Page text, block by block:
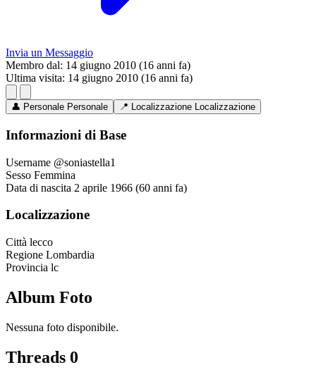
Invia un Messaggio
Membro dal: 14 giugno 2010 (16 anni fa)
Ultima visita: 14 giugno 2010 (16 anni fa)
👤 Personale Personale 📍 Localizzazione Localizzazione
Informazioni di Base
Username @soniastella1
Sesso Femmina
Data di nascita 2 aprile 1966 (60 anni fa)
Localizzazione
Città lecco
Regione Lombardia
Provincia lc
Album Foto
Nessuna foto disponibile.
Threads 0